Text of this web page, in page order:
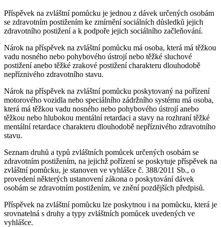
Příspěvek na zvláštní pomůcku je jednou z dávek určených osobám
se zdravotním postižením ke zmírnění sociálních důsledků jejich
zdravotního postižení a k podpoře jejich sociálního začleňování.
Nárok na příspěvek na zvláštní pomůcku má osoba, která má těžkou
vadu nosného nebo pohybového ústrojí nebo těžké sluchové
postižení anebo těžké zrakové postižení charakteru dlouhodobě
nepříznivého zdravotního stavu.
Nárok na příspěvek na zvláštní pomůcku poskytovaný na pořízení
motorového vozidla nebo speciálního zádržního systému má osoba,
která má těžkou vadu nosného nebo pohybového ústrojí anebo
těžkou nebo hlubokou mentální retardaci a stavy na rozhraní těžké
mentální retardace charakteru dlouhodobě nepříznivého zdravotního
stavu.
Seznam druhů a typů zvláštních pomůcek určených osobám se
zdravotním postižením, na jejichž pořízení se poskytuje příspěvek na
zvláštní pomůcku, je stanoven ve vyhlášce č. 388/2011 Sb., o
provedení některých ustanovení zákona o poskytování dávek
osobám se zdravotním postižením, ve znění pozdějších předpisů.
Příspěvek na zvláštní pomůcku lze poskytnou i na pomůcku, která je
srovnatelná s druhy a typy zvláštních pomůcek uvedených ve
vyhlášce.